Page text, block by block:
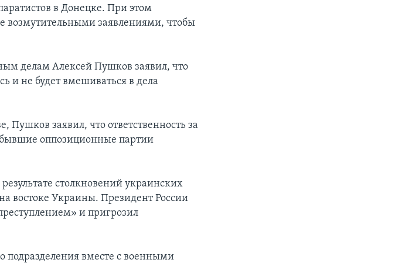
в Донецке. При этом
возмутительными заявлениями, чтобы
делам Алексей Пушков заявил, что
и не будет вмешиваться в дела
Пушков заявил, что ответственность за
оппозиционные партии
столкновений украинских
востоке Украины. Президент России
и пригрозил
подразделения вместе с военными